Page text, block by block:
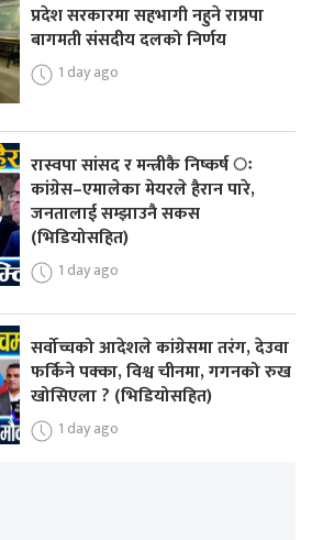
प्रदेश सरकारमा सहभागी नहुने राप्रपा
बागमती संसदीय दलको निर्णय
1 day ago
रास्वपा सांसद र मन्त्रीकै निष्कर्ष ः
कांग्रेस–एमालेका मेयरले हैरान पारे,
जनतालाई सम्झाउनै सकस
(भिडियोसहित)
1 day ago
सर्वोच्चको आदेशले कांग्रेसमा तरंग, देउवा
फर्किने पक्का, विश्व चीनमा, गगनको रुख
खोसिएला ? (भिडियोसहित)
1 day ago